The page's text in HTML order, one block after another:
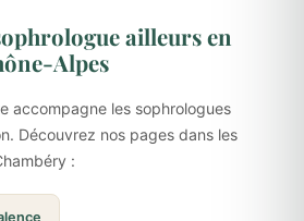
ailleurs en
Alpes
accompagne les sophrologues
Découvrez nos pages dans les
: